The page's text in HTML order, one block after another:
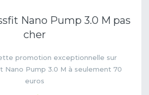
Nano Pump 3.0 M pas
cher
promotion exceptionnelle sur
Nano Pump 3.0 M à seulement 70
euros